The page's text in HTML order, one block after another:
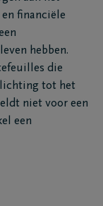
financiële
hebben.
die
tot het
niet voor een
een